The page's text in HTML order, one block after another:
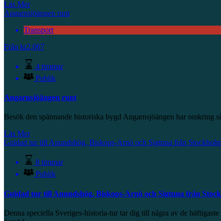
Läs Mer
Angarnsjöängen runt
Transport
Från kr2,067
4 timmar
Publik
Angarnsjöängen runt
Besök den spännande historiska bygd Angarnsjöängen har omkring
Läs Mer
Guidad tur till Anundshög, Biskops-Arnö och Sigtuna från
8 timmar
Publik
Guidad tur till Anundshög, Biskops-Arnö och Sigtuna från
Denna speciella Sveriges-historia-tur tar dig till några av de